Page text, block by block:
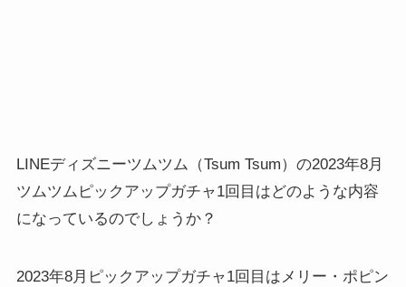
LINEディズニーツムツム（Tsum Tsum）の2023年8月
ツムツムピックアップガチャ1回目はどのような内容
になっているのでしょうか？
2023年8月ピックアップガチャ1回目はメリー・ポピン